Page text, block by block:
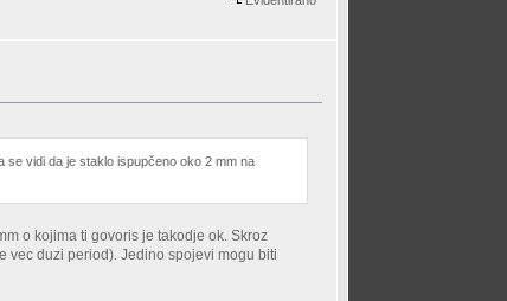
se vidi da je staklo ispupčeno oko 2 mm na
o kojima ti govoris je takodje ok. Skroz
vec duzi period). Jedino spojevi mogu biti